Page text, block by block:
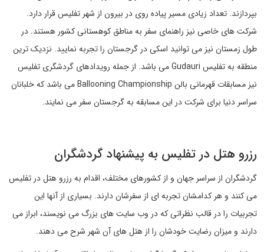
بپردازند. تعداد زیادی مسیر پیاده روی در بیرون از شهر تفلیس قرار دارد.
شرکت های خاصی نیز راهنمای سفر به مناطق کوهستانی کشور هستند. در
طول زمستان نیز می توانید اسکی در گرجستان را تجربه نمایید. نزدیک ترین
منطقه به تفلیس Gudauri می باشد. از جمله رویدادهای گردشگری تفلیس
نیز مسابقات قهرمانی بالن Ballooning Championship می باشد که خلبانان
سراسر دنیا برای شرکت در این مسابقه به گرجستان سفر می نمایند.
رزرو هتل در تفلیس به پیشنهاد گردشگران
گردشگران از سراسر جهان و از کشورهای مختلف، اقدام به رزرو هتل در تفلیس
می کنند و هر کدامشان تجربه ای از سفرشان دارند. بسیاری از آنها این
تجربیات را در قالب نظراتی که در وب سایت های بزرگ می نویسند، ابراز می
دارند و میزان رضایت خودشان را از هتل های آن شهر شرح می دهند.